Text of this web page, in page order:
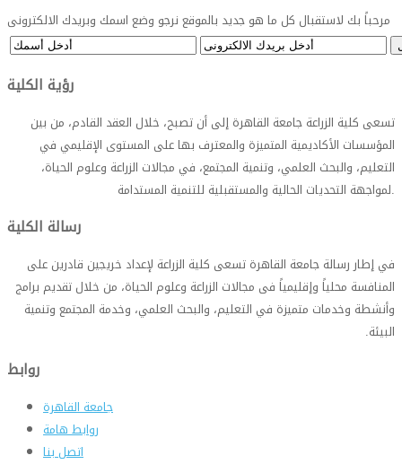
مرحباً بك لاستقبال كل ما هو جديد بالموقع نرجو وضع اسمك وبريدك الالكترونى
رؤية الكلية
تسعى كلية الزراعة جامعة القاهرة إلى أن تصبح، خلال العقد القادم، من بين
المؤسسات الأكاديمية المتميزة والمعترف بها على المستوى الإقليمي في
التعليم، والبحث العلمي، وتنمية المجتمع، في مجالات الزراعة وعلوم الحياة،
لمواجهة التحديات الحالية والمستقبلية للتنمية المستدامة.
في إطار رسالة جامعة القاهرة تسعى كلية الزراعة لإعداد خريجين قادرين على
المنافسة محلياً وإقليمياً فى مجالات الزراعة وعلوم الحياة، من خلال تقديم برامج
وأنشطة وخدمات متميزة في التعليم، والبحث العلمي، وخدمة المجتمع وتنمية
البيئة.
روابط
جامعة القاهرة
روابط هامة
اتصل بنا